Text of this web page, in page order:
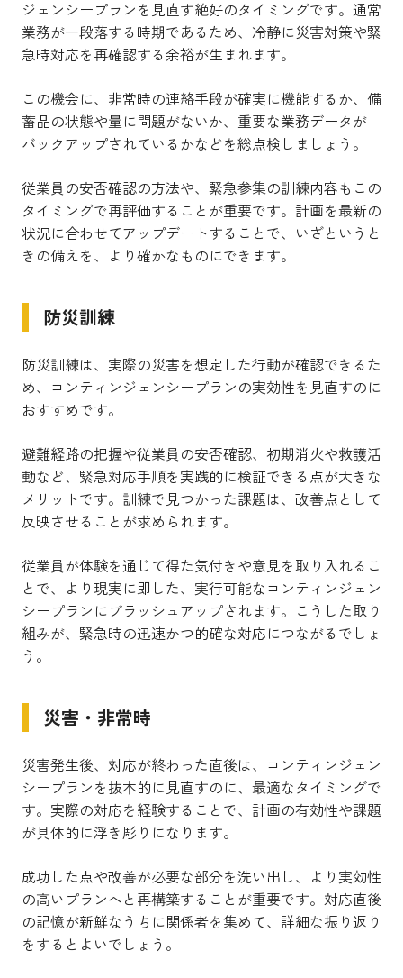
ジェンシープランを見直す絶好のタイミングです。通常
業務が一段落する時期であるため、冷静に災害対策や緊
急時対応を再確認する余裕が生まれます。
この機会に、非常時の連絡手段が確実に機能するか、備
蓄品の状態や量に問題がないか、重要な業務データが
バックアップされているかなどを総点検しましょう。
従業員の安否確認の方法や、緊急参集の訓練内容もこの
タイミングで再評価することが重要です。計画を最新の
状況に合わせてアップデートすることで、いざというと
きの備えを、より確かなものにできます。
防災訓練
防災訓練は、実際の災害を想定した行動が確認できるた
め、コンティンジェンシープランの実効性を見直すのに
おすすめです。
避難経路の把握や従業員の安否確認、初期消火や救護活
動など、緊急対応手順を実践的に検証できる点が大きな
メリットです。訓練で見つかった課題は、改善点として
反映させることが求められます。
従業員が体験を通じて得た気付きや意見を取り入れるこ
とで、より現実に即した、実行可能なコンティンジェン
シープランにブラッシュアップされます。こうした取り
組みが、緊急時の迅速かつ的確な対応につながるでしょ
う。
災害・非常時
災害発生後、対応が終わった直後は、コンティンジェン
シープランを抜本的に見直すのに、最適なタイミングで
す。実際の対応を経験することで、計画の有効性や課題
が具体的に浮き彫りになります。
成功した点や改善が必要な部分を洗い出し、より実効性
の高いプランへと再構築することが重要です。対応直後
の記憶が新鮮なうちに関係者を集めて、詳細な振り返り
をするとよいでしょう。